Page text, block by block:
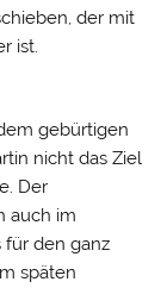
der mit
ist.
gebürtigen
nicht das Ziel
Der
auch im
für den ganz
späten